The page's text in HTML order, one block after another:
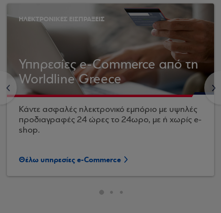
<
ΗΛΕΚΤΡΟΝΙΚΕΣ ΕΙΣΠΡΑΞΕΙΣ
Υπηρεσίες e-Commerce από τη
Worldline Greece
Κάντε ασφαλές ηλεκτρονικό εμπόριο με υψηλές
προδιαγραφές 24 ώρες το 24ωρο, με ή χωρίς e-
shop.
Θέλω υπηρεσίες e-Commerce
>